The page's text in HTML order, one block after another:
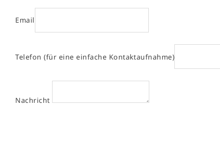
Email
Telefon (für eine einfache Kontaktaufnahme)
Nachricht